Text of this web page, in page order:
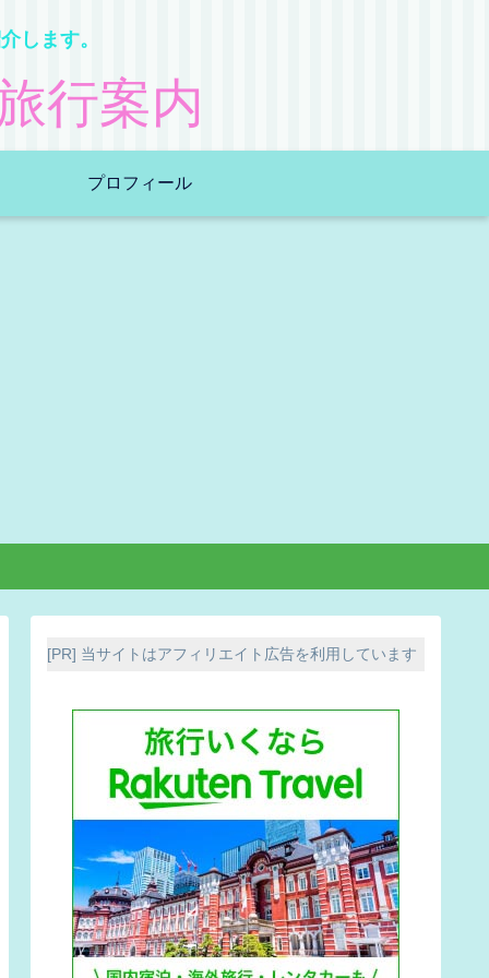
します。
行案内
プロフィール
[PR] 当サイトはアフィリエイト広告を利用しています